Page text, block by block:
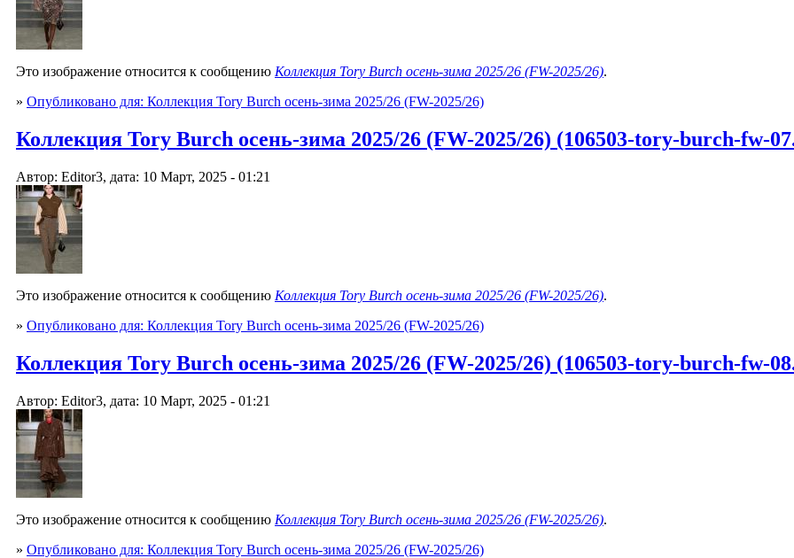
Это изображение относится к сообщению Коллекция Tory Burch осень-зима 2025/26 (FW-2025/26).
» Опубликовано для: Коллекция Tory Burch осень-зима 2025/26 (FW-2025/26)
Коллекция Tory Burch осень-зима 2025/26 (FW-2025/26) (106503-tory-burch-fw-
Автор: Editor3, дата: 10 Март, 2025 - 01:21
Это изображение относится к сообщению Коллекция Tory Burch осень-зима 2025/26 (FW-2025/26).
» Опубликовано для: Коллекция Tory Burch осень-зима 2025/26 (FW-2025/26)
Коллекция Tory Burch осень-зима 2025/26 (FW-2025/26) (106503-tory-burch-fw-
Автор: Editor3, дата: 10 Март, 2025 - 01:21
Это изображение относится к сообщению Коллекция Tory Burch осень-зима 2025/26 (FW-2025/26).
» Опубликовано для: Коллекция Tory Burch осень-зима 2025/26 (FW-2025/26)